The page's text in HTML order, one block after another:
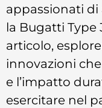
appassionati
la Bugatti Type
articolo,
innovazioni
e l’impatto
esercitare nel